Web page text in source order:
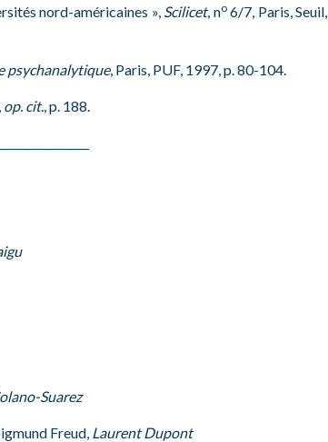
nord-américaines », Scilicet, no6/7, Paris, Seuil,
psychanalytique, Paris, PUF, 1997, p. 80-104.
op. cit., p. 188.
Suarez
Freud, Laurent Dupont